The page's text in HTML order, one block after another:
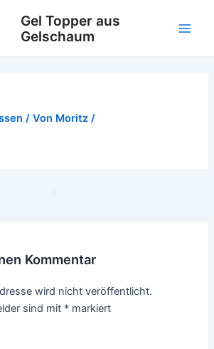
Gel Topper aus
Gelschaum
/ Von Moritz/
Kommentar
wird nicht veröffentlicht.
sind mit * markiert